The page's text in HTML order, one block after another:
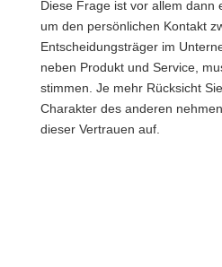
Diese Frage ist vor allem dann
um den persönlichen Kontakt
Entscheidungsträger im
neben Produkt und Service,
stimmen. Je mehr Rücksicht
Charakter des anderen
dieser Vertrauen auf.